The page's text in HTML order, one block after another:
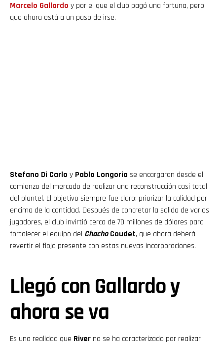
Marcelo Gallardo y por el que el club pagó una fortuna, pero
que ahora está a un paso de irse.
Stefano Di Carlo y Pablo Longoria se encargaron desde el
comienzo del mercado de realizar una reconstrucción casi total
del plantel. El objetivo siempre fue claro: priorizar la calidad por
encima de la cantidad. Después de concretar la salida de varios
jugadores, el club invirtió cerca de 70 millones de dólares para
fortalecer el equipo del ChachoCoudet, que ahora deberá
revertir el flojo presente con estas nuevas incorporaciones.
Llegó con Gallardo y
ahora se va
Es una realidad que River no se ha caracterizado por realizar